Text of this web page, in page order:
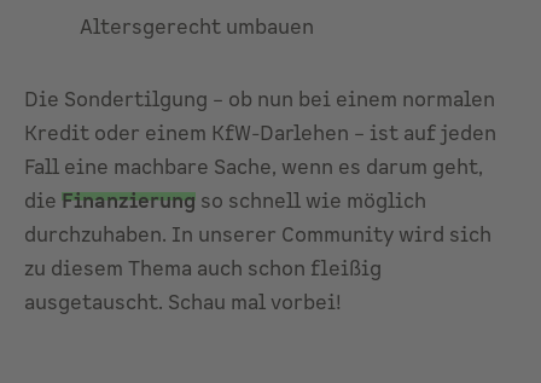
Altersgerecht umbauen
Die Sondertilgung – ob nun bei einem normalen
Kredit oder einem KfW-Darlehen – ist auf jeden
Fall eine machbare Sache, wenn es darum geht,
die Finanzierung so schnell wie möglich
durchzuhaben. In unserer Community wird sich
zu diesem Thema auch schon fleißig
ausgetauscht. Schau mal vorbei!